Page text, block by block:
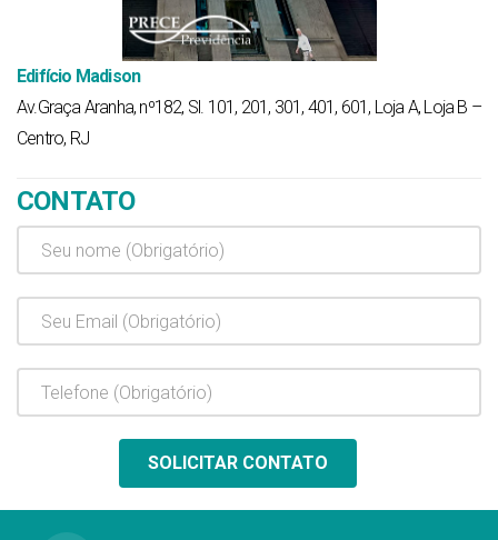
Edifício Madison
Av.Graça Aranha, nº182, Sl. 101, 201, 301, 401, 601, Loja A, Loja B –
Centro, RJ
CONTATO